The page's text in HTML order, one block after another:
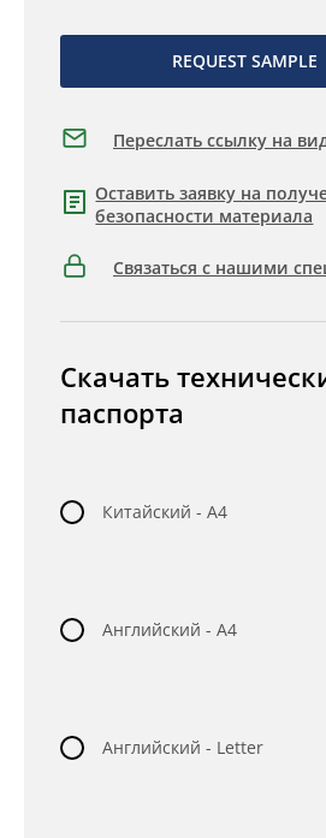
REQUEST SAMPLE
Переслать ссылку на
Оставить заявку на
безопасности материала
Связаться с нашими
Скачать
паспорта
Китайский - A4
Английский - A4
Английский - Letter